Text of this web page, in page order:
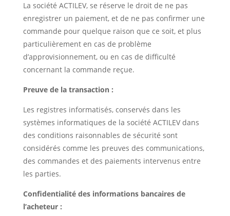
La société ACTILEV, se réserve le droit de ne pas
enregistrer un paiement, et de ne pas confirmer une
commande pour quelque raison que ce soit, et plus
particulièrement en cas de problème
d’approvisionnement, ou en cas de difficulté
concernant la commande reçue.
Preuve de la transaction :
Les registres informatisés, conservés dans les
systèmes informatiques de la société ACTILEV dans
des conditions raisonnables de sécurité sont
considérés comme les preuves des communications,
des commandes et des paiements intervenus entre
les parties.
Confidentialité des informations bancaires de
l’acheteur :